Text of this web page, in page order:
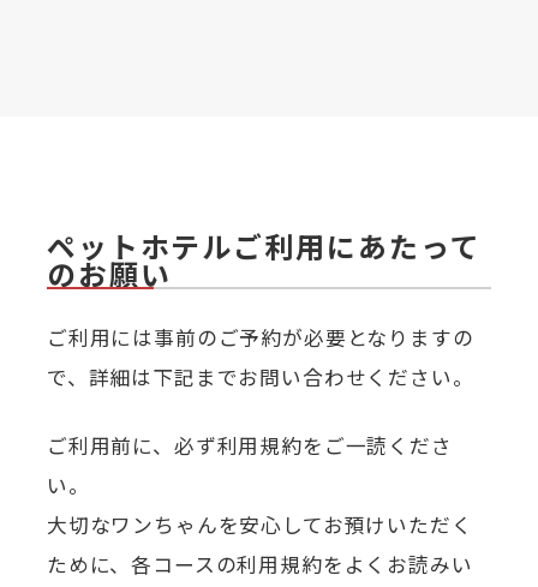
ペットホテルご利用にあたって
のお願い
ご利用には事前のご予約が必要となりますの
で、詳細は下記までお問い合わせください。
ご利用前に、必ず利用規約をご一読くださ
い。
大切なワンちゃんを安心してお預けいただく
ために、各コースの利用規約をよくお読みい